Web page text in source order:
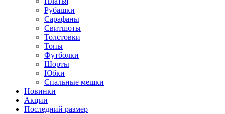
Рубашки
Сарафаны
Свитшоты
Толстовки
Топы
Футболки
Шорты
Юбки
Спальные мешки
Новинки
Акции
Последний размер